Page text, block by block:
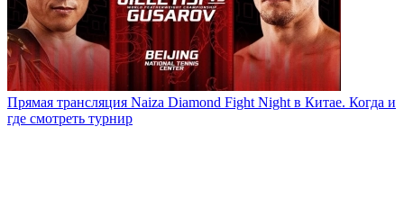
Прямая трансляция Naiza Diamond Fight Night в Китае. Когда и
где смотреть турнир